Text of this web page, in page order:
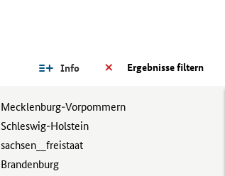
Ergebnisse filtern
Info
Mecklenburg-Vorpommern
Schleswig-Holstein
sachsen__freistaat
Brandenburg